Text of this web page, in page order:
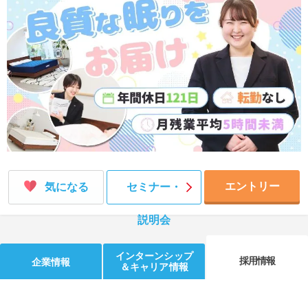
適職診断
あなたに合う仕事を診断！
就活チャンネル
動画で対策講座をチェック
就活ニュースペーパー
就活時事ニュースを更新
よくある質問
不明点があればこちら
気になる セミナー・
説明会
エントリー
企業情報
インターンシップ
＆キャリア情報
採用情報